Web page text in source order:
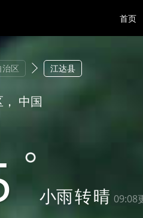
首页
区 江达县
中国
小雨转晴 09:08